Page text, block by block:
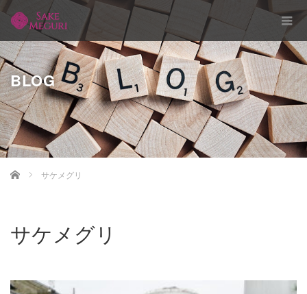
BLOG
Home サケメグリ
サケメグリ